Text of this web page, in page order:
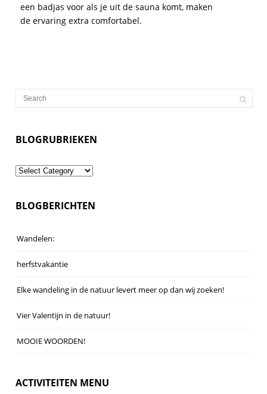
een badjas voor als je uit de sauna komt, maken
de ervaring extra comfortabel.
BLOGRUBRIEKEN
Blogrubrieken
BLOGBERICHTEN
Wandelen:
herfstvakantie
Elke wandeling in de natuur levert meer op dan wij zoeken!
Vier Valentijn in de natuur!
MOOIE WOORDEN!
ACTIVITEITEN MENU